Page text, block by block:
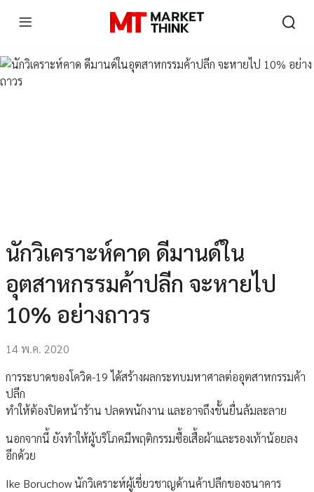
นักวิเคราะห์คาด ดีมานด์ใน
อุตสาหกรรมค้าปลีก จะหายไป
10% อย่างถาวร
14 พ.ค. 2020
การระบาดของโควิด-19 ได้สร้างผลกระทบมหาศาลต่ออุตสาหกรรมค้า
ปลีก
ทำให้ต้องปิดหน้าร้าน ปลดพนักงาน และอาจถึงขั้นยื่นล้มละลาย
นอกจากนี้ ยังทำให้ผู้บริโภคมีพฤติกรรมซื้อเสื้อผ้าและรองเท้าน้อยลง
อีกด้วย
Ike Boruchow นักวิเคราะห์ผู้เชี่ยวชาญด้านค้าปลีกของธนาคาร